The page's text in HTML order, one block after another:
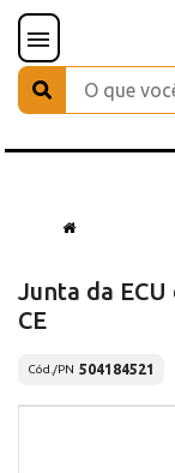
Junta da
CE
Cód./PN 504184521